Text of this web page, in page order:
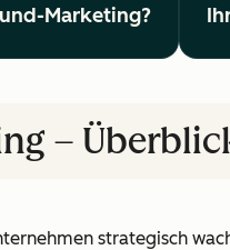
Marketing?
–
strategisch